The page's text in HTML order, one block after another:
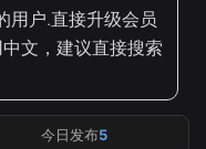
用户.直接升级会员
文，建议直接搜索
今日发布5